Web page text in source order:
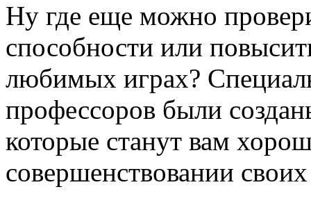
Ну где еще можно
способности или
любимых играх?
профессоров были
которые станут вам
совершенствовании